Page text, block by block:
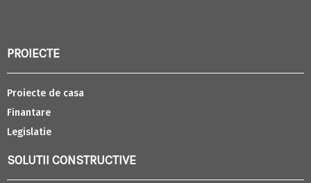
PROIECTE
Proiecte de casa
Finantare
Legislatie
SOLUTII CONSTRUCTIVE